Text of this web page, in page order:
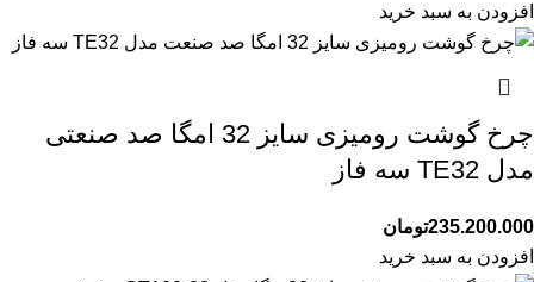
افزودن به سبد خرید
چرخ گوشت رومیزی سایز 32 امگا صد صنعتی
مدل TE32 سه فاز
235.200.000تومان
افزودن به سبد خرید